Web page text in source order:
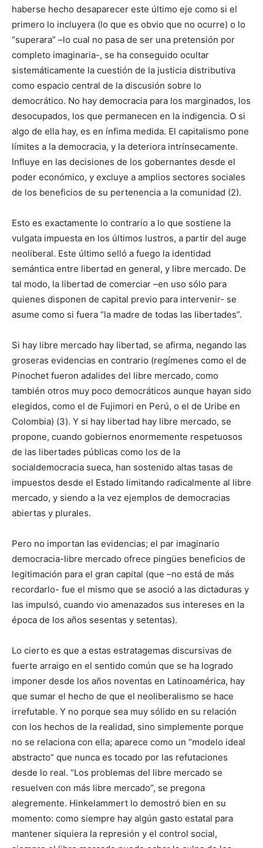
haberse hecho desaparecer este último eje como si el
primero lo incluyera (lo que es obvio que no ocurre) o lo
“superara” –lo cual no pasa de ser una pretensión por
completo imaginaria-, se ha conseguido ocultar
sistemáticamente la cuestión de la justicia distributiva
como espacio central de la discusión sobre lo
democrático. No hay democracia para los marginados, los
desocupados, los que permanecen en la indigencia. O si
algo de ella hay, es en ínfima medida. El capitalismo pone
límites a la democracia, y la deteriora intrínsecamente.
Influye en las decisiones de los gobernantes desde el
poder económico, y excluye a amplios sectores sociales
de los beneficios de su pertenencia a la comunidad (2).
Esto es exactamente lo contrario a lo que sostiene la
vulgata impuesta en los últimos lustros, a partir del auge
neoliberal. Este último selló a fuego la identidad
semántica entre libertad en general, y libre mercado. De
tal modo, la libertad de comerciar –en uso sólo para
quienes disponen de capital previo para intervenir- se
asume como si fuera “la madre de todas las libertades”.
Si hay libre mercado hay libertad, se afirma, negando las
groseras evidencias en contrario (regímenes como el de
Pinochet fueron adalides del libre mercado, como
también otros muy poco democráticos aunque hayan sido
elegidos, como el de Fujimori en Perú, o el de Uribe en
Colombia) (3). Y si hay libertad hay libre mercado, se
propone, cuando gobiernos enormemente respetuosos
de las libertades públicas como los de la
socialdemocracia sueca, han sostenido altas tasas de
impuestos desde el Estado limitando radicalmente al libre
mercado, y siendo a la vez ejemplos de democracias
abiertas y plurales.
Pero no importan las evidencias; el par imaginario
democracia-libre mercado ofrece pingües beneficios de
legitimación para el gran capital (que –no está de más
recordarlo- fue el mismo que se asoció a las dictaduras y
las impulsó, cuando vio amenazados sus intereses en la
época de los años sesentas y setentas).
Lo cierto es que a estas estratagemas discursivas de
fuerte arraigo en el sentido común que se ha logrado
imponer desde los años noventas en Latinoamérica, hay
que sumar el hecho de que el neoliberalismo se hace
irrefutable. Y no porque sea muy sólido en su relación
con los hechos de la realidad, sino simplemente porque
no se relaciona con ella; aparece como un “modelo ideal
abstracto” que nunca es tocado por las refutaciones
desde lo real. “Los problemas del libre mercado se
resuelven con más libre mercado”, se pregona
alegremente. Hinkelammert lo demostró bien en su
momento: como siempre hay algún gasto estatal para
mantener siquiera la represión y el control social,